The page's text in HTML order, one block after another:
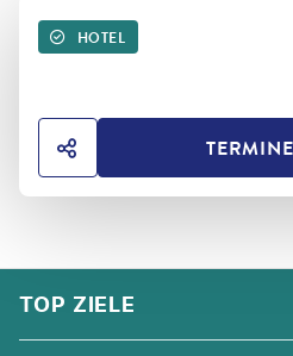
HOTEL
HOTEL TEILEN
TOP ZIELE